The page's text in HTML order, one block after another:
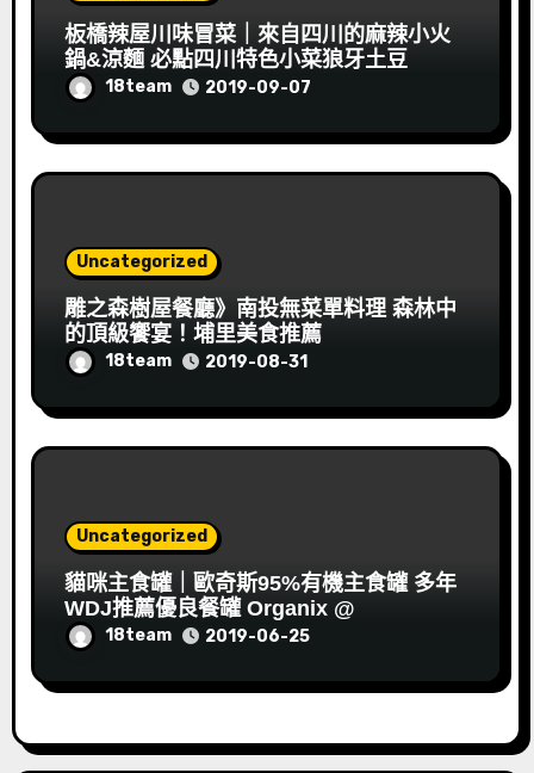
板橋辣屋川味冒菜｜來自四川的麻辣小火
鍋&涼麵 必點四川特色小菜狼牙土豆
18team 2019-09-07
Uncategorized
雕之森樹屋餐廳》南投無菜單料理 森林中
的頂級饗宴！埔里美食推薦
18team 2019-08-31
Uncategorized
貓咪主食罐｜歐奇斯95%有機主食罐 多年
WDJ推薦優良餐罐 Organix @
18team 2019-06-25